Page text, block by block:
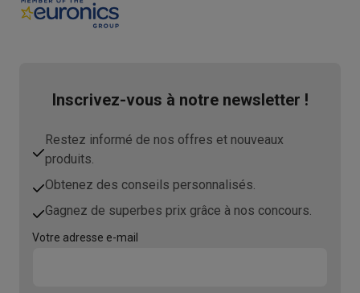
Inscrivez-vous à notre newsletter !
Restez informé de nos offres et nouveaux
produits.
Obtenez des conseils personnalisés.
Gagnez de superbes prix grâce à nos concours.
Votre adresse e-mail